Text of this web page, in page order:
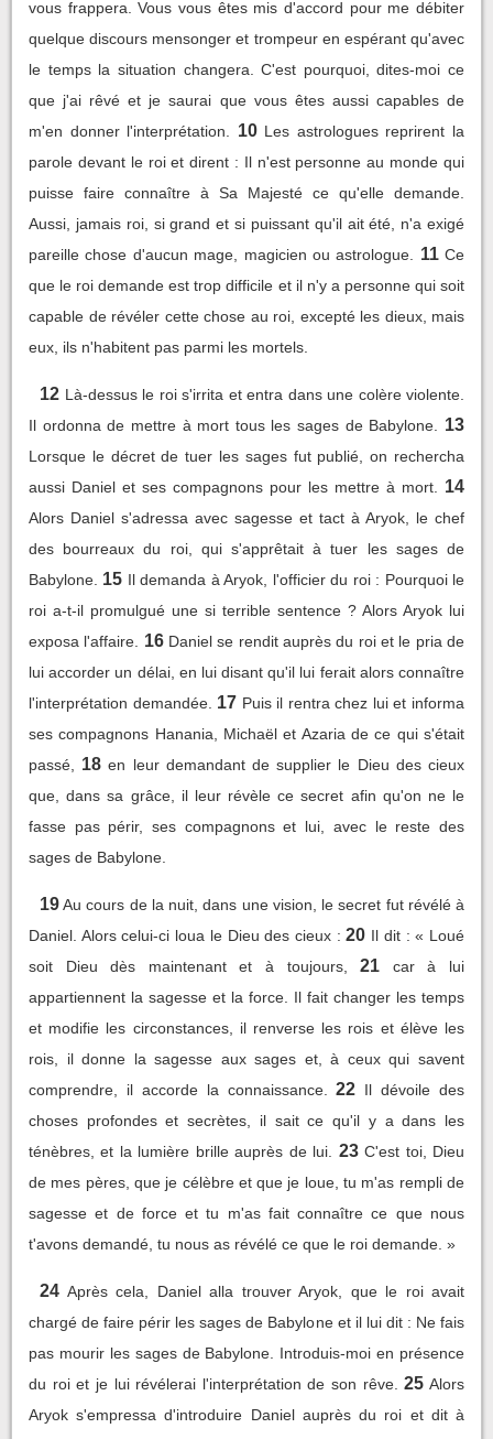
vous frappera. Vous vous êtes mis d'accord pour me débiter
quelque discours mensonger et trompeur en espérant qu'avec
le temps la situation changera. C'est pourquoi, dites-moi ce
que j'ai rêvé et je saurai que vous êtes aussi capables de
m'en donner l'interprétation.
10 Les astrologues reprirent la
parole devant le roi et dirent : Il n'est personne au monde qui
puisse faire connaître à Sa Majesté ce qu'elle demande.
Aussi, jamais roi, si grand et si puissant qu'il ait été, n'a exigé
pareille chose d'aucun mage, magicien ou astrologue.
11 Ce
que le roi demande est trop difficile et il n'y a personne qui soit
capable de révéler cette chose au roi, excepté les dieux, mais
eux, ils n'habitent pas parmi les mortels.
12 Là-dessus le roi s'irrita et entra dans une colère violente.
Il ordonna de mettre à mort tous les sages de Babylone.
13
Lorsque le décret de tuer les sages fut publié, on rechercha
aussi Daniel et ses compagnons pour les mettre à mort.
14
Alors Daniel s'adressa avec sagesse et tact à Aryok, le chef
des bourreaux du roi, qui s'apprêtait à tuer les sages de
Babylone. 15 Il demanda à Aryok, l'officier du roi : Pourquoi le
roi a-t-il promulgué une si terrible sentence ? Alors Aryok lui
exposa l'affaire.
16 Daniel se rendit auprès du roi et le pria de
lui accorder un délai, en lui disant qu'il lui ferait alors connaître
l'interprétation demandée. 17 Puis il rentra chez lui et informa
ses compagnons Hanania, Michaël et Azaria de ce qui s'était
passé,
18 en leur demandant de supplier le Dieu des cieux
que, dans sa grâce, il leur révèle ce secret afin qu'on ne le
fasse pas périr, ses compagnons et lui, avec le reste des
sages de Babylone.
19 Au cours de la nuit, dans une vision, le secret fut révélé à
Daniel. Alors celui-ci loua le Dieu des cieux : 20 Il dit : « Loué
soit Dieu dès maintenant et à toujours,
21
car à lui
appartiennent la sagesse et la force. Il fait changer les temps
et modifie les circonstances, il renverse les rois et élève les
rois, il donne la sagesse aux sages et, à ceux qui savent
comprendre, il accorde la connaissance.
22 Il dévoile des
choses profondes et secrètes, il sait ce qu'il y a dans les
ténèbres, et la lumière brille auprès de lui.
23 C'est toi, Dieu
de mes pères, que je célèbre et que je loue, tu m'as rempli de
sagesse et de force et tu m'as fait connaître ce que nous
t'avons demandé, tu nous as révélé ce que le roi demande. »
24 Après cela, Daniel alla trouver Aryok, que le roi avait
chargé de faire périr les sages de Babylone et il lui dit : Ne fais
pas mourir les sages de Babylone. Introduis-moi en présence
du roi et je lui révélerai l'interprétation de son rêve. 25 Alors
Aryok s'empressa d'introduire Daniel auprès du roi et dit à